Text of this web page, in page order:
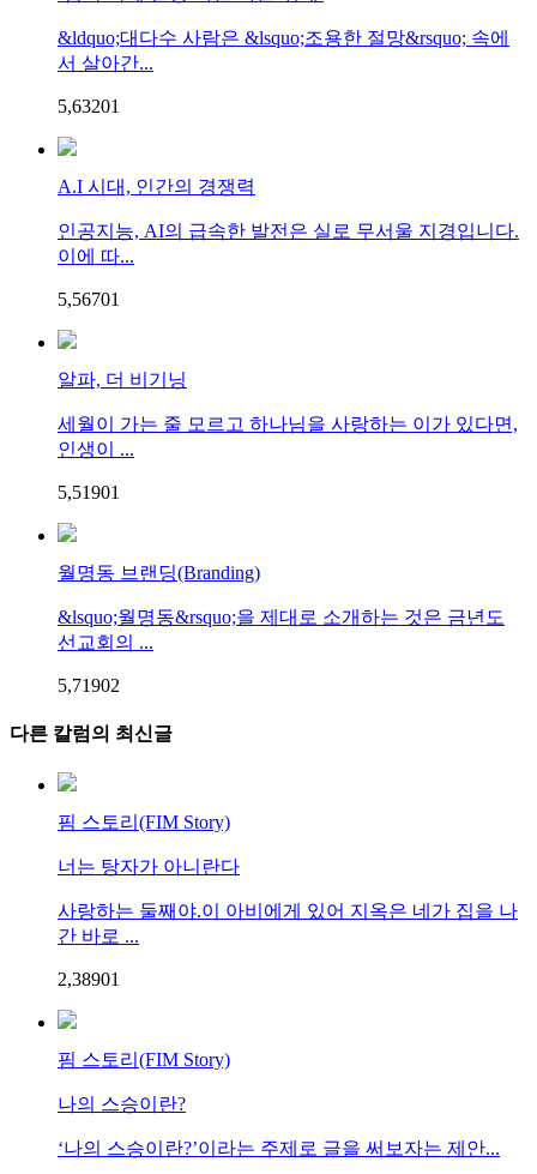
&ldquo;대다수 사람은 &lsquo;조용한 절망&rsquo; 속에
서 살아간...
5,63201
A.I 시대, 인간의 경쟁력
인공지능, AI의 급속한 발전은 실로 무서울 지경입니다.
이에 따...
5,56701
알파, 더 비기닝
세월이 가는 줄 모르고 하나님을 사랑하는 이가 있다면,
인생이 ...
5,51901
월명동 브랜딩(Branding)
&lsquo;월명동&rsquo;을 제대로 소개하는 것은 금년도
선교회의 ...
5,71902
다른 칼럼의 최신글
핌 스토리(FIM Story)
너는 탕자가 아니란다
사랑하는 둘째야.이 아비에게 있어 지옥은 네가 집을 나
간 바로 ...
2,38901
핌 스토리(FIM Story)
나의 스승이란?
‘나의 스승이란?’이라는 주제로 글을 써보자는 제안...